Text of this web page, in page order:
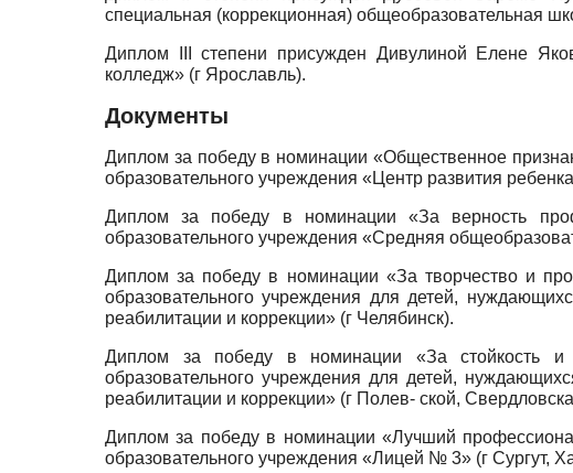
специальная (коррекционная) общеобразовательная
Диплом III степени присужден Дивулиной Елене
колледж» (г Ярославль).
Документы
Диплом за победу в номинации «Общественное
образовательного учреждения «Центр развития
Диплом за победу в номинации «За верность
образовательного учреждения «Средняя
Диплом за победу в номинации «За творчество и
образовательного учреждения для детей,
реабилитации и коррекции» (г Челябинск).
Диплом за победу в номинации «За стойкость и
образовательного учреждения для детей,
реабилитации и коррекции» (г Полев- ской,
Диплом за победу в номинации «Лучший
образовательного учреждения «Лицей № 3» (г Сургут,